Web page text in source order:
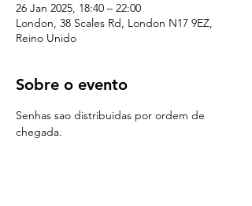
26 Jan 2025, 18:40 – 22:00
London, 38 Scales Rd, London N17 9EZ,
Reino Unido
Sobre o evento
Senhas sao distribuidas por ordem de
chegada.